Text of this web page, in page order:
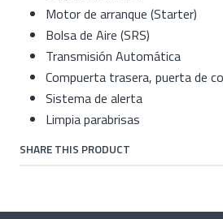
Motor de arranque (Starter)
Bolsa de Aire (SRS)
Transmisión Automática
Compuerta trasera, puerta de
Sistema de alerta
Limpia parabrisas
SHARE THIS PRODUCT